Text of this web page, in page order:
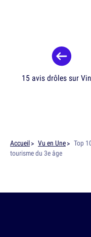
15 avis drôles sur
Accueil Vu en Une
Top
tourisme du 3e âge